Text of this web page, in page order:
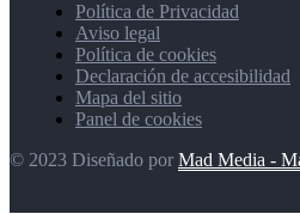
Política de Privacidad
Aviso legal
Política de cookies
Declaración de accesibilidad
Mapa del sitio
Panel de cookies
© 2023 Diseñado por Mad Media -